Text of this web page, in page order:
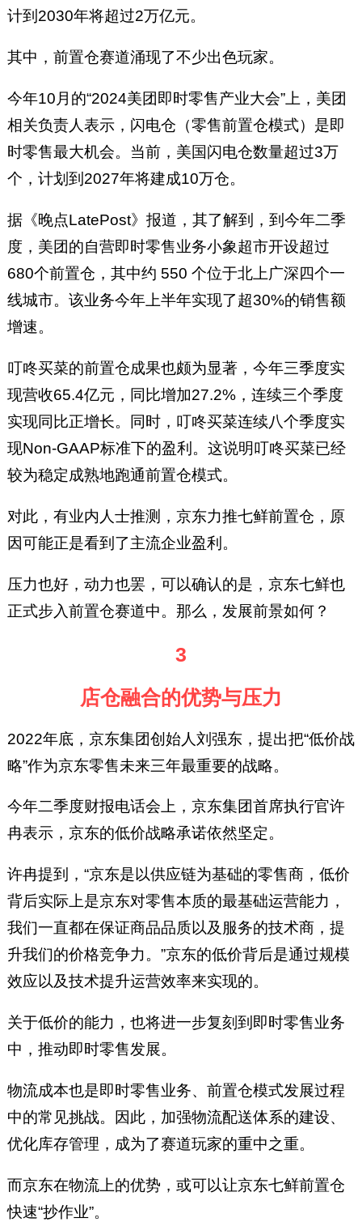
计到2030年将超过2万亿元‌。
其中，前置仓赛道涌现了不少出色玩家。
今年10月的“2024美团即时零售产业大会”上，美团
相关负责人表示，闪电仓（零售前置仓模式）是即
时零售最大机会。当前，美国闪电仓数量超过3万
个，计划到2027年将建成10万仓。
据《晚点LatePost》报道，其了解到，到今年二季
度，美团的自营即时零售业务小象超市开设超过
680个前置仓，其中约 550 个位于北上广深四个一
线城市。该业务今年上半年实现了超30%的销售额
增速。
叮咚买菜的前置仓成果也颇为显著，今年三季度实
现营收65.4亿元，同比增加27.2%，连续三个季度
实现同比正增长。同时，叮咚买菜连续八个季度实
现Non-GAAP标准下的盈利。这说明叮咚买菜已经
较为稳定成熟地跑通前置仓模式。
对此，有业内人士推测，京东力推七鲜前置仓，原
因可能正是看到了主流企业盈利。
压力也好，动力也罢，可以确认的是，京东七鲜也
正式步入前置仓赛道中。那么，发展前景如何？
3
店仓融合的优势与压力
2022年底，京东集团创始人刘强东，提出把“低价战
略”作为京东零售未来三年最重要的战略。
今年二季度财报电话会上，京东集团首席执行官许
冉表示，京东的低价战略承诺依然坚定。
许冉提到，“京东是以供应链为基础的零售商，低价
背后实际上是京东对零售本质的最基础运营能力，
我们一直都在保证商品品质以及服务的技术商，提
升我们的价格竞争力。”京东的低价背后是通过规模
效应以及技术提升运营效率来实现的。
关于低价的能力，也将进一步复刻到即时零售业务
中，推动即时零售发展。
物流成本也是即时零售业务、前置仓模式发展过程
中的常见挑战。因此，加强物流配送体系的建设、
优化库存管理，成为了赛道玩家的重中之重。
而京东在物流上的优势，或可以让京东七鲜前置仓
快速“抄作业”。